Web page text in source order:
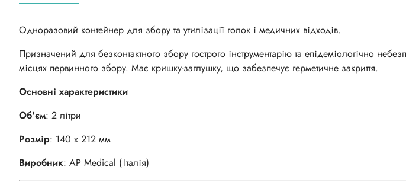
Одноразовий контейнер для збору та утилізації голок і медичних відходів.
Призначений для безконтактного збору гострого інструментарію та епідеміологічно
місцях первинного збору. Має кришку-заглушку, що забезпечує герметичне закриття.
Основні характеристики
Об'єм: 2 літри
Розмір: 140 х 212 мм
Виробник: AP Medical (Італія)